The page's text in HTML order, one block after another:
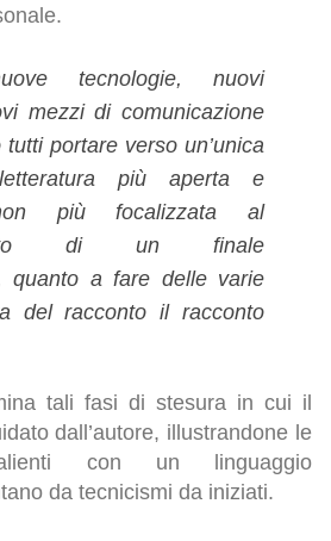
tecnologie, nuovi
mezzi di comunicazione
portare verso un’unica
più aperta e
più focalizzata al
di un finale
quanto a fare delle varie
del racconto il racconto
tali fasi di stesura in cui il
dall’autore, illustrandone le
con un linguaggio
da tecnicismi da iniziati.